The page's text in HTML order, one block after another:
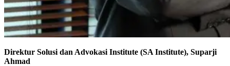
Direktur Solusi dan Advokasi Institute (SA Institute), Suparji
Ahmad